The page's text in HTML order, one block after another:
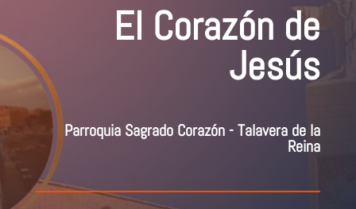
El Corazón de
Jesús
Parroquia Sagrado Corazón - Talavera de la
Reina